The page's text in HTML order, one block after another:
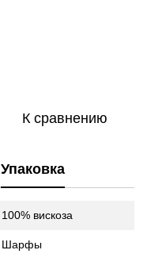
К сравнению
Упаковка
100% вискоза
Шарфы